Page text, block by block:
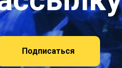
Подписаться